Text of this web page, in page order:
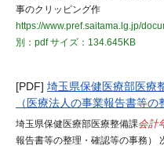
事のクリッピング作
https://www.pref.saitama.lg.jp/
別：pdfサイズ：134.645KB
[PDF] 埼玉県保健医療部医療
（医療法人の事業報告書等の
埼玉県保健医療部医療整備課会計
報告書等の整理・確認等の事務）